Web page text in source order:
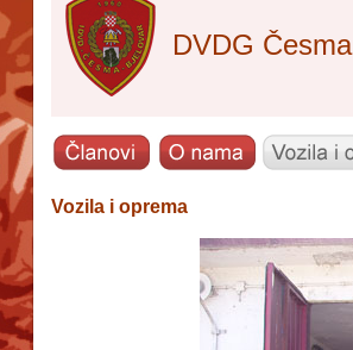
DVDG Česma
Vozila i oprema